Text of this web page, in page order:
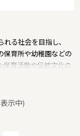
る社会を目指し、
保育所や幼稚園などの
保育活動や伝統文化の
す。島根県内には、
倍率が1.48となって
示中)